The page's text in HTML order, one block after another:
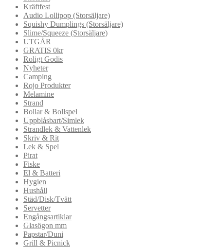
Kräftfest
Audio Lollipop (Storsäljare)
Squishy Dumplings (Storsäljare)
Slime/Squeeze (Storsäljare)
UTGÅR
GRATIS 0kr
Roligt Godis
Nyheter
Camping
Rojo Produkter
Melamine
Strand
Bollar & Bollspel
Uppblåsbart/Simlek
Strandlek & Vattenlek
Skriv & Rit
Lek & Spel
Pirat
Fiske
El & Batteri
Hygien
Hushåll
Städ/Disk/Tvätt
Servetter
Engångsartiklar
Glasögon mm
Papstar/Duni
Grill & Picnick